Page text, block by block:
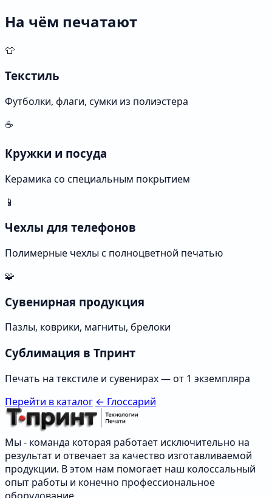
На чём печатают
👕
Текстиль
Футболки, флаги, сумки из полиэстера
☕
Кружки и посуда
Керамика со специальным покрытием
📱
Чехлы для телефонов
Полимерные чехлы с полноцветной печатью
🧩
Сувенирная продукция
Пазлы, коврики, магниты, брелоки
Сублимация в Тпринт
Печать на текстиле и сувенирах — от 1 экземпляра
Перейти в каталог ← Глоссарий
Мы - команда которая работает исключительно на
результат и отвечает за качество изготавливаемой
продукции. В этом нам помогает наш колоссальный
опыт работы и конечно профессиональное